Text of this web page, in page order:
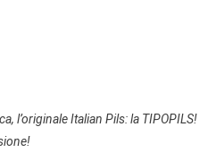
l’originale Italian Pils: la TIPOPILS!